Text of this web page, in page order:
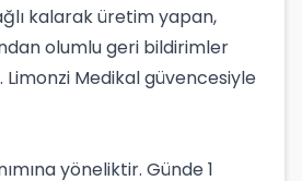
kalarak üretim yapan,
olumlu geri bildirimler
Medikal güvencesiyle
yöneliktir. Günde 1